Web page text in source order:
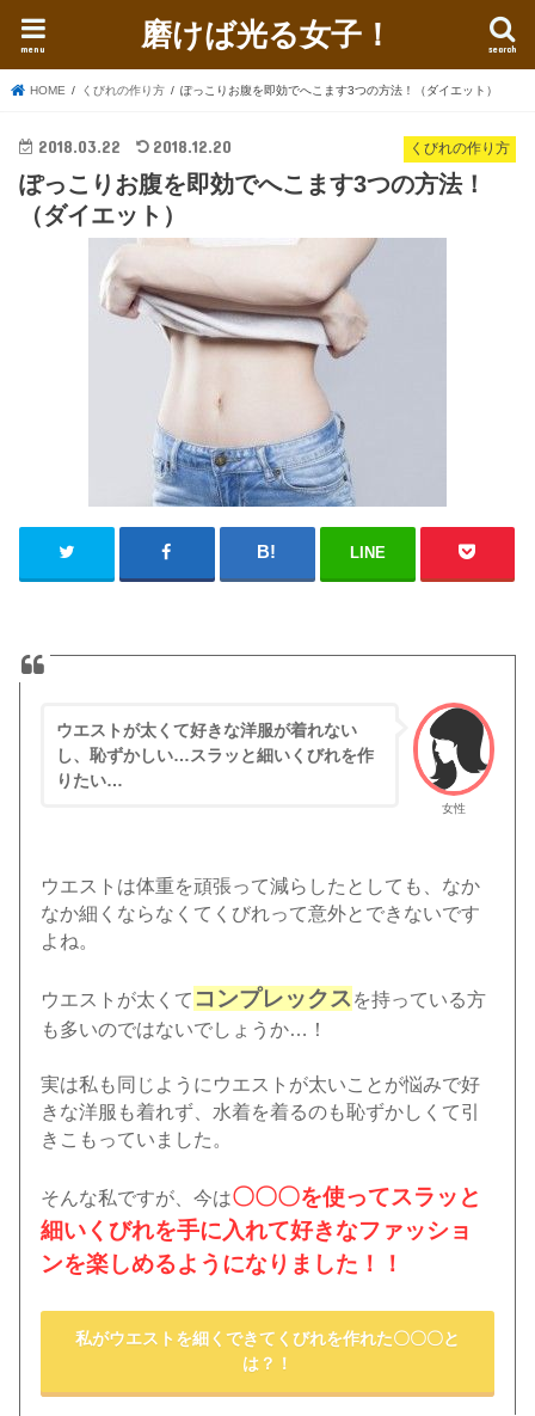
磨けば光る女子！ search
menu
HOME くびれの作り方 ぽっこりお腹を即効でへこます3つの方法！（ダイエット）
くびれの作り方
2018.03.22 2018.12.20
ぽっこりお腹を即効でへこます3つの方法！
（ダイエット）
LINE
女性
ウエストが太くて好きな洋服が着れない
し、恥ずかしい…スラッと細いくびれを作
りたい…
ウエストは体重を頑張って減らしたとしても、なか
なか細くならなくてくびれって意外とできないです
よね。
ウエストが太くて コンプレックスを持っている方
も多いのではないでしょうか…！
実は私も同じようにウエストが太いことが悩みで好
きな洋服も着れず、水着を着るのも恥ずかしくて引
きこもっていました。
そんな私ですが、今は〇〇〇を使ってスラッと
細いくびれを手に入れて好きなファッショ
ンを楽しめるようになりました！！
私がウエストを細くできてくびれを作れた〇〇〇と
は？！